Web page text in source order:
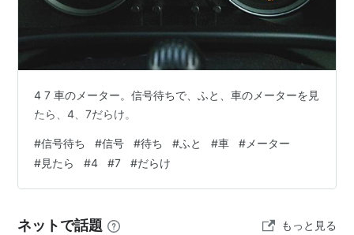
4 7 車のメーター。信号待ちで、ふと、車のメーターを見
たら、4、7だらけ。
#信号待ち #信号 #待ち #ふと #車 # メーター
#見たら #4 #7 #だらけ
ネットで話題 もっと見る